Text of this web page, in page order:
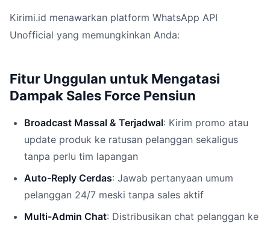
Kirimi.id menawarkan platform WhatsApp API
Unofficial yang memungkinkan Anda:
Fitur Unggulan untuk Mengatasi
Dampak Sales Force Pensiun
Broadcast Massal & Terjadwal: Kirim promo atau
update produk ke ratusan pelanggan sekaligus
tanpa perlu tim lapangan
Auto-Reply Cerdas: Jawab pertanyaan umum
pelanggan 24/7 meski tanpa sales aktif
Multi-Admin Chat: Distribusikan chat pelanggan ke